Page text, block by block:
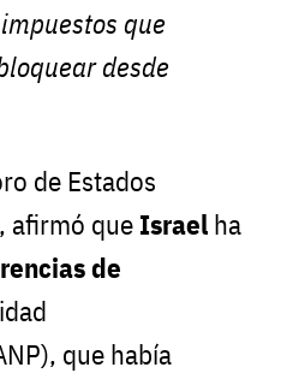
que
desde
de Estados
, afirmó que Israel ha
de
que había